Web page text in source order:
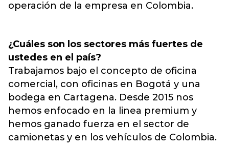
operación de la empresa en Colombia.
¿Cuáles son los sectores más fuertes de
ustedes en el país?
Trabajamos bajo el concepto de oficina
comercial, con oficinas en Bogotá y una
bodega en Cartagena. Desde 2015 nos
hemos enfocado en la linea premium y
hemos ganado fuerza en el sector de
camionetas y en los vehículos de Colombia.